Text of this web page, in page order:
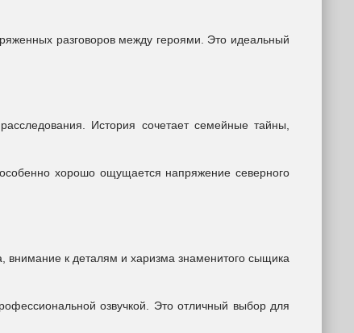
разговоров между героями. Это идеальный
История сочетает семейные тайны,
хорошо ощущается напряжение северного
внимание к деталям и харизма знаменитого сыщика
озвучкой. Это отличный выбор для